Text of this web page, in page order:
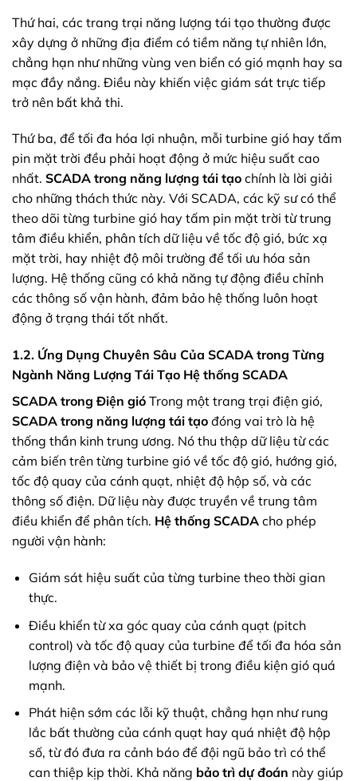
Thứ hai, các trang trại năng lượng tái tạo thường được
xây dựng ở những địa điểm có tiềm năng tự nhiên lớn,
chẳng hạn như những vùng ven biển có gió mạnh hay sa
mạc đầy nắng. Điều này khiến việc giám sát trực tiếp
trở nên bất khả thi.
Thứ ba, để tối đa hóa lợi nhuận, mỗi turbine gió hay tấm
pin mặt trời đều phải hoạt động ở mức hiệu suất cao
nhất. SCADA trong năng lượng tái tạo chính là lời giải
cho những thách thức này. Với SCADA, các kỹ sư có thể
theo dõi từng turbine gió hay tấm pin mặt trời từ trung
tâm điều khiển, phân tích dữ liệu về tốc độ gió, bức xạ
mặt trời, hay nhiệt độ môi trường để tối ưu hóa sản
lượng. Hệ thống cũng có khả năng tự động điều chỉnh
các thông số vận hành, đảm bảo hệ thống luôn hoạt
động ở trạng thái tốt nhất.
1.2. Ứng Dụng Chuyên Sâu Của SCADA trong Từng
Ngành Năng Lượng Tái Tạo Hệ thống SCADA
SCADA trong Điện gió Trong một trang trại điện gió,
SCADA trong năng lượng tái tạo đóng vai trò là hệ
thống thần kinh trung ương. Nó thu thập dữ liệu từ các
cảm biến trên từng turbine gió về tốc độ gió, hướng gió,
tốc độ quay của cánh quạt, nhiệt độ hộp số, và các
thông số điện. Dữ liệu này được truyền về trung tâm
điều khiển để phân tích. Hệ thống SCADA cho phép
người vận hành:
Giám sát hiệu suất của từng turbine theo thời gian
thực.
Điều khiển từ xa góc quay của cánh quạt (pitch
control) và tốc độ quay của turbine để tối đa hóa sản
lượng điện và bảo vệ thiết bị trong điều kiện gió quá
mạnh.
Phát hiện sớm các lỗi kỹ thuật, chẳng hạn như rung
lắc bất thường của cánh quạt hay quá nhiệt độ hộp
số, từ đó đưa ra cảnh báo để đội ngũ bảo trì có thể
can thiệp kịp thời. Khả năng bảo trì dự đoán này giúp